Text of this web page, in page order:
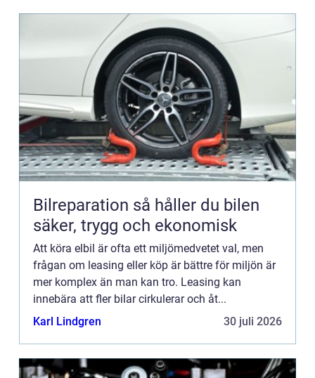
Bilreparation så håller du bilen
säker, trygg och ekonomisk
Att köra elbil är ofta ett miljömedvetet val, men
frågan om leasing eller köp är bättre för miljön är
mer komplex än man kan tro. Leasing kan
innebära att fler bilar cirkulerar och åt...
Karl Lindgren
30 juli 2026